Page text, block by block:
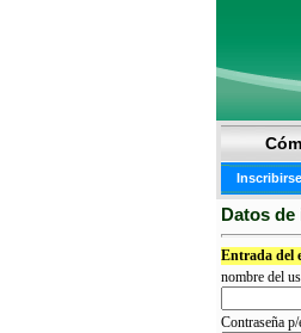
Inscribirse
Datos de
Entrada del
nombre del
Contraseña